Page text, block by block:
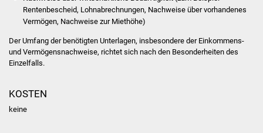
Kinder- und
Familienzentrum
Rentenbescheid, Lohnabrechnungen, Nachweise über vorhandenes
Vermögen, Nachweise zur Miethöhe)
Der Umfang der benötigten Unterlagen, insbesondere der Einkommens-
und Vermögensnachweise, richtet sich nach den Besonderheiten des
Einzelfalls.
KOSTEN
keine